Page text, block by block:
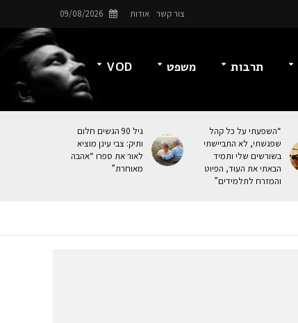
צור קשר אודות 09/08/2026
תרבות משפט VOD
“השפעתי על כל קהל
שפגשתי, לא התביישתי
בשורשים שלי ותמיד
הבאתי את העוּד, הפיוט
והמזרח לתלמידים”
גיל 90 הגשים חלום
ותיק: צבי עינן מוציא
לאור את ספרו “אהבה
מאוחרת”